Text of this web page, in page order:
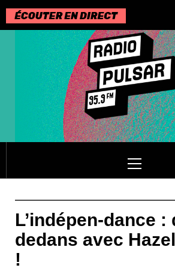
Passer
au
contenu
principal
L’indépen-dance :
dedans avec
!